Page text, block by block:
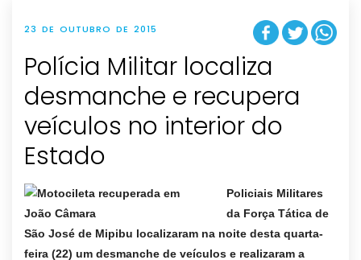
23 DE OUTUBRO DE 2015
Polícia Militar localiza
desmanche e recupera
veículos no interior do
Policiais Militares
da Força Tática de
São José de Mipibu localizaram na noite desta quarta-
feira (22) um desmanche de veículos e realizaram a